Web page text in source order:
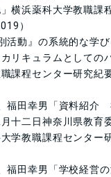
横浜薬科大学教職課
）
活動』の系統的な学
リキュラムとしての
課程センター研究紀
、福田幸男「資料紹介
十二日神奈川県教育
学教職課程センター
福田幸男「学校経営